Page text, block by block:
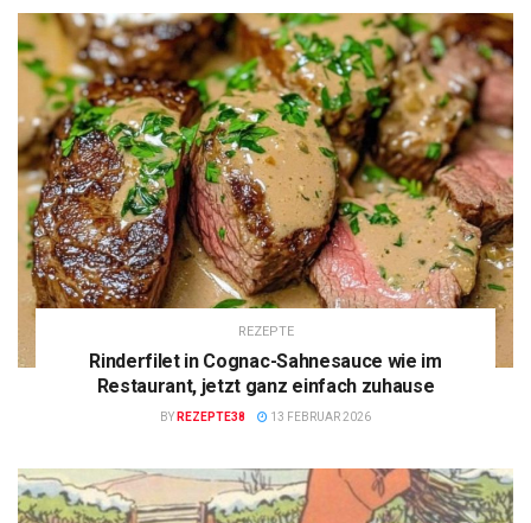
REZEPTE
Rinderfilet in Cognac-Sahnesauce wie im
Restaurant, jetzt ganz einfach zuhause
BY REZEPTE38 13 FEBRUAR 2026